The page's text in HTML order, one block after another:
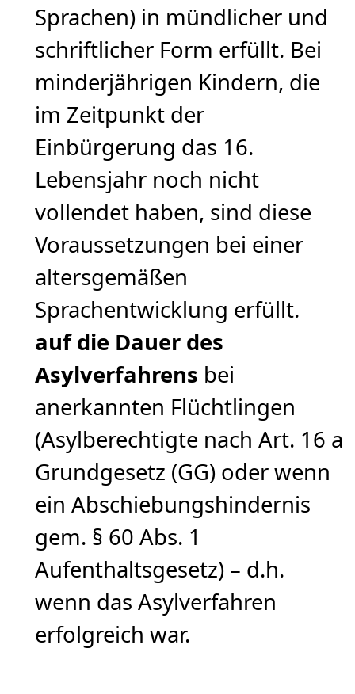
Sprachen) in mündlicher und
schriftlicher Form erfüllt. Bei
minderjährigen Kindern, die
im Zeitpunkt der
Einbürgerung das 16.
Lebensjahr noch nicht
vollendet haben, sind diese
Voraussetzungen bei einer
altersgemäßen
Sprachentwicklung erfüllt.
auf die Dauer des
Asylverfahrens bei
anerkannten Flüchtlingen
(Asylberechtigte nach Art. 16 a
Grundgesetz (GG) oder wenn
ein Abschiebungshindernis
gem. § 60 Abs. 1
Aufenthaltsgesetz) – d.h.
wenn das Asylverfahren
erfolgreich war.